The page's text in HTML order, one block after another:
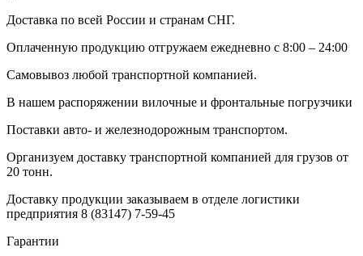
Доставка по всей России и странам СНГ.
Оплаченную продукцию отгружаем ежедневно с 8:00 – 24:00
Самовывоз любой транспортной компанией.
В нашем распоряжении вилочные и фронтальные погрузчики
Поставки авто- и железнодорожным транспортом.
Организуем доставку транспортной компанией для грузов от
20 тонн.
Доставку продукции заказываем в отделе логистики
предприятия 8 (83147) 7-59-45
Гарантии